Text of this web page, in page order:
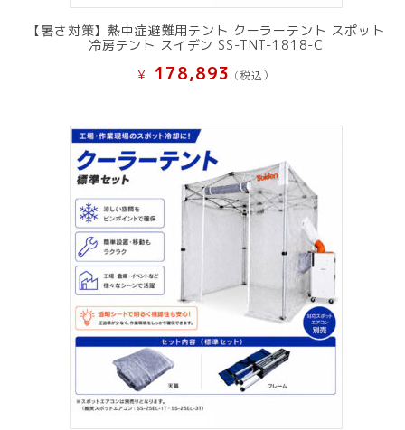
【暑さ対策】熱中症避難用テント クーラーテント スポット
冷房テント スイデン SS-TNT-1818-C
¥ 178,893 (税込）